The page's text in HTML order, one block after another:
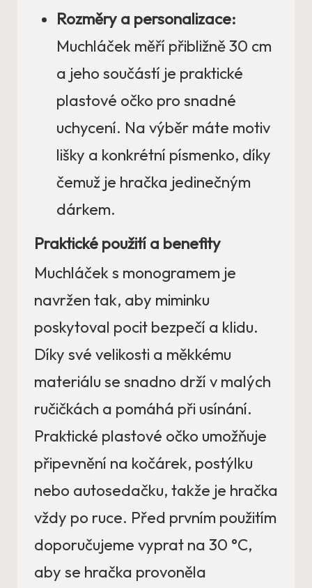
Rozměry a personalizace:
Muchláček měří přibližně 30 cm
a jeho součástí je praktické
plastové očko pro snadné
uchycení. Na výběr máte motiv
lišky a konkrétní písmenko, díky
čemuž je hračka jedinečným
dárkem.
Praktické použití a benefity
Muchláček s monogramem je
navržen tak, aby miminku
poskytoval pocit bezpečí a klidu.
Díky své velikosti a měkkému
materiálu se snadno drží v malých
ručičkách a pomáhá při usínání.
Praktické plastové očko umožňuje
připevnění na kočárek, postýlku
nebo autosedačku, takže je hračka
vždy po ruce. Před prvním použitím
doporučujeme vyprat na 30 °C,
aby se hračka provoněla